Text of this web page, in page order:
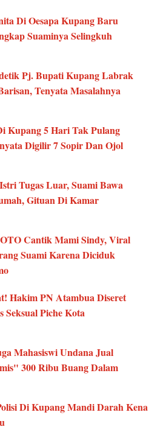
Di Oesapa Kupang Baru
Suaminya Selingkuh
Pj. Bupati Kupang Labrak
Tenyata Masalahnya
Kupang 5 Hari Tak Pulang
Digilir 7 Sopir Dan Ojol
Tugas Luar, Suami Bawa
Gituan Di Kamar
Cantik Mami Sindy, Viral
Suami Karena Diciduk
Hakim PN Atambua Diseret
Seksual Piche Kota
Mahasiswi Undana Jual
300 Ribu Buang Dalam
Di Kupang Mandi Darah Kena